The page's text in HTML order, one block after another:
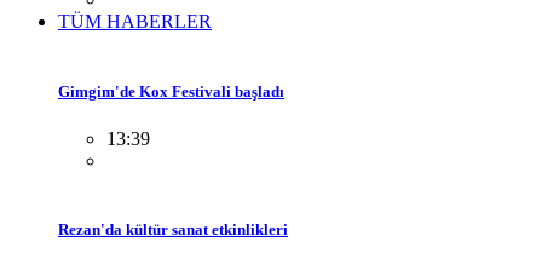
TÜM HABERLER
Gimgim'de Kox Festivali başladı
13:39
Rezan'da kültür sanat etkinlikleri